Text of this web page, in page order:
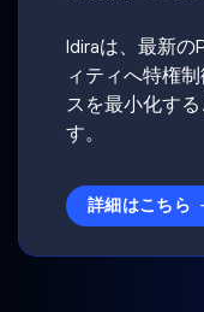
Idiraは、最新の
ィティへ特権
スを最小化す
す。
詳細はこちら